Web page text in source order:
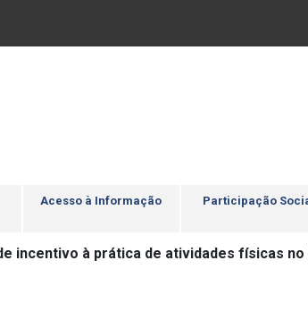
Acesso à Informação Participação
incentivo à prática de atividades físicas no